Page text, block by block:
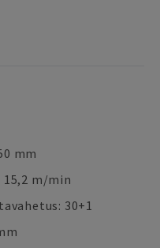
mm
m/min
30+1